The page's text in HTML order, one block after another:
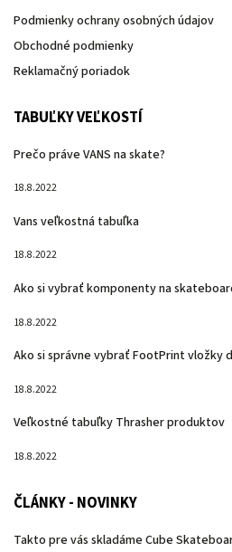
Podmienky ochrany osobných údajov
Obchodné podmienky
Reklamačný poriadok
TABUĽKY VEĽKOSTÍ
Prečo práve VANS na skate?
18.8.2022
Vans veľkostná tabuľka
18.8.2022
Ako si vybrať komponenty na
18.8.2022
Ako si správne vybrať FootPrint vložky
18.8.2022
Veľkostné tabuľky Thrasher produktov
18.8.2022
ČLÁNKY - NOVINKY
Takto pre vás skladáme Cube